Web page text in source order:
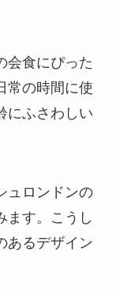
会食にぴった
常の時間に使
にふさわしい
ュロンドンの
ます。こうし
あるデザイン